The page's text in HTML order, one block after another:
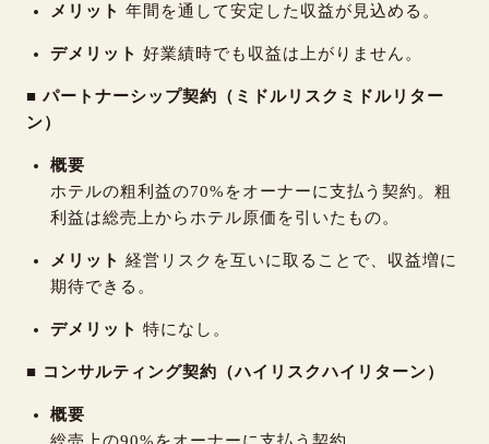
メリット 年間を通して安定した収益が見込める。
デメリット 好業績時でも収益は上がりません。
■ パートナーシップ契約（ミドルリスクミドルリター
ン）
概要
ホテルの粗利益の70%をオーナーに支払う契約。粗
利益は総売上からホテル原価を引いたもの。
メリット 経営リスクを互いに取ることで、収益増に
期待できる。
デメリット 特になし。
■ コンサルティング契約（ハイリスクハイリターン）
概要
総売上の90%をオーナーに支払う契約。